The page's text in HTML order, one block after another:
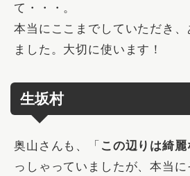
て・・・。
本当にここまでしていただき
ました。大切に使います！
生坂村
奥山さんも、「 この辺りは綺麗
っしゃっていましたが、本当に